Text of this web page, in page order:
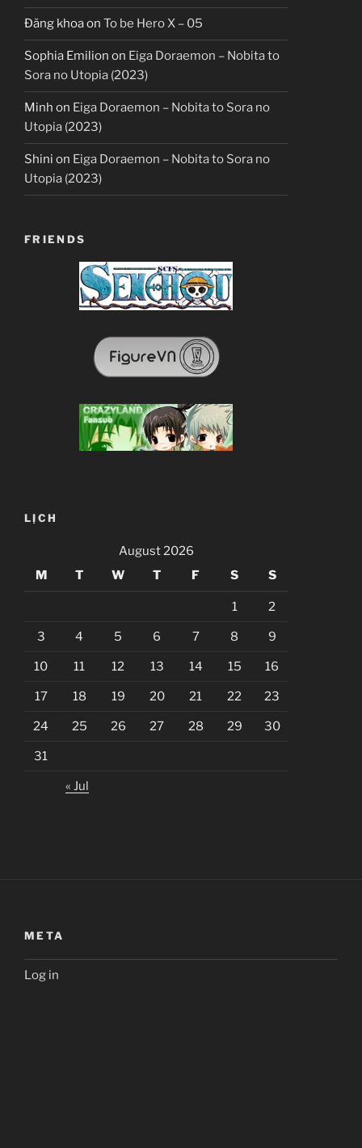
Đăng khoaon To be Hero X – 05
Sophia Emilion on Eiga Doraemon – Nobita to
Sora no Utopia (2023)
Minh on Eiga Doraemon – Nobita to Sora no
Utopia (2023)
Shini on Eiga Doraemon – Nobita to Sora no
Utopia (2023)
FRIENDS
LỊCH
August 2026
M
T W T F S S
1 2
3 4 5 6 7 8 9
10 11 12 13 14 15 16
17 18 19 20 21 22 23
24 25 26 27 28 29 30
31
« Jul
META
Log in